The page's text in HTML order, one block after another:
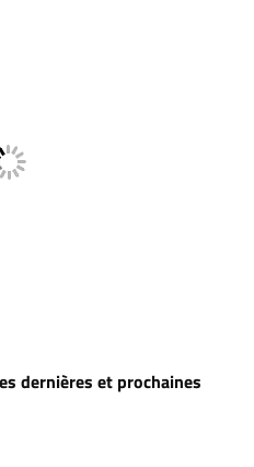
dernières et prochaines